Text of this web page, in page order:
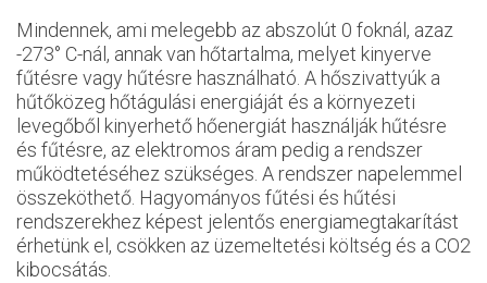
Mindennek, ami melegebb az abszolút 0 foknál, azaz
-273° C-nál, annak van hőtartalma, melyet kinyerve
fűtésre vagy hűtésre használható. A hőszivattyúk a
hűtőközeg hőtágulási energiáját és a környezeti
levegőből kinyerhető hőenergiát használják hűtésre
és fűtésre, az elektromos áram pedig a rendszer
működtetéséhez szükséges. A rendszer napelemmel
összeköthető. Hagyományos fűtési és hűtési
rendszerekhez képest jelentős energiamegtakarítást
érhetünk el, csökken az üzemeltetési költség és a CO2
kibocsátás.